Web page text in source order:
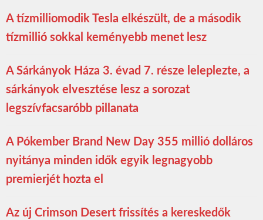
A tízmilliomodik Tesla elkészült, de a második
tízmillió sokkal keményebb menet lesz
A Sárkányok Háza 3. évad 7. része leleplezte, a
sárkányok elvesztése lesz a sorozat
legszívfacsaróbb pillanata
A Pókember Brand New Day 355 millió dolláros
nyitánya minden idők egyik legnagyobb
premierjét hozta el
Az új Crimson Desert frissítés a kereskedők